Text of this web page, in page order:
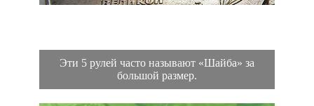
Эти 5 рулей часто называют «Шайба» за
большой размер.